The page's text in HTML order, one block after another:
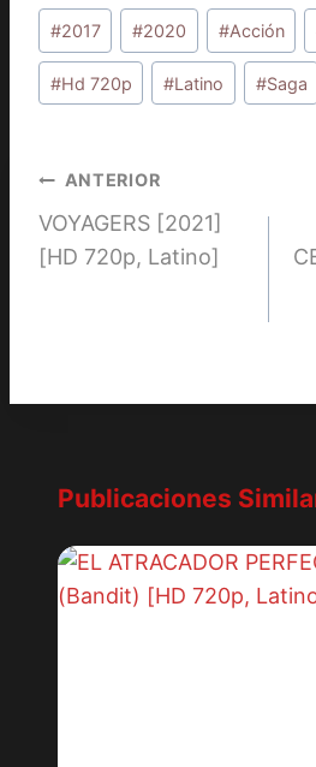
Etiquetas
de
la
#2017 #2020 #Acción
#Hd 720p #Latino #Saga
Navegación
de
ANTERIOR
VOYAGERS [2021]
[HD 720p, Latino]
Publicaciones